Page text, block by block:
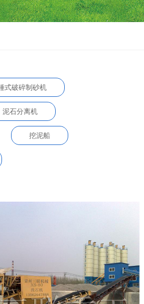
式破碎制砂机
泥石分离机
挖泥船